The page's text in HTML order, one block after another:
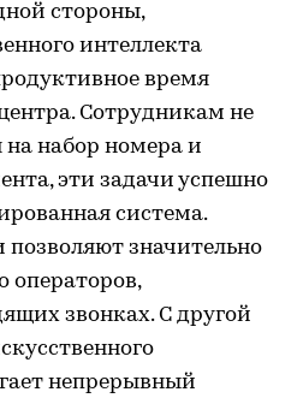
стороны,
интеллекта
время
Сотрудникам не
набор номера и
эти задачи успешно
система.
значительно
операторов,
звонках. С другой
непрерывный